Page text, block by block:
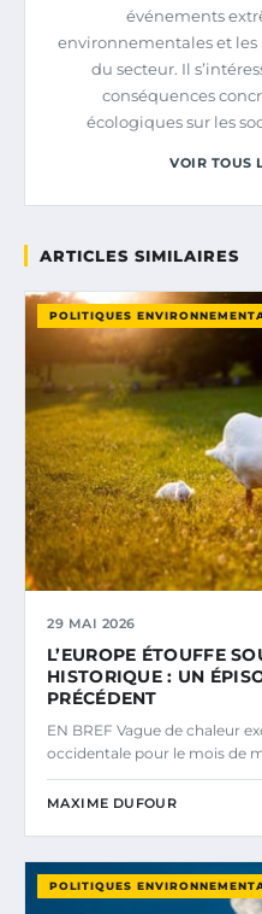
événements
environnementales et
du secteur. Il
conséquences
écologiques sur les
VOIR TOUS
ARTICLES SIMILAIRES
POLITIQUES
29 MAI 2026
L’EUROPE ÉTOUFFE
HISTORIQUE : UN
PRÉCÉDENT
EN BREF Vague de chaleur
occidentale pour le mois de
MAXIME DUFOUR
POLITIQUES